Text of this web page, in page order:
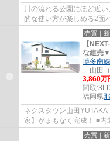
川の流れる公園にほど近
的な使い方が楽しめる2面
売買｜
【
な建売
博多南線
「山田
3,860万
間取:
福岡県
ネクスタウン山田
家】がまもなく完成！ ■内装工事がほぼ完了し、これから外構工事に入り
ます♪ ■主寝室を１階に配
売買｜